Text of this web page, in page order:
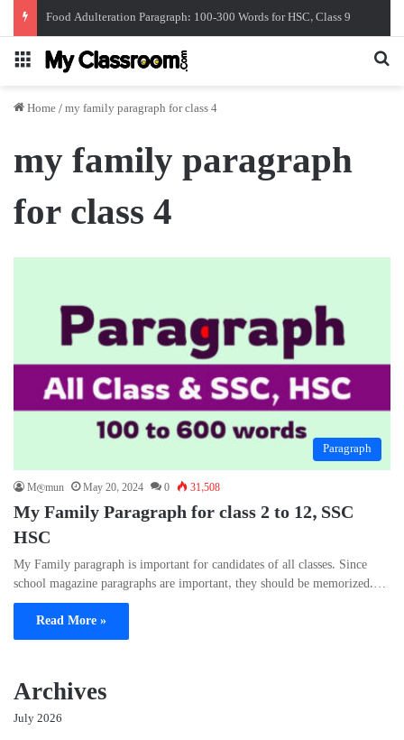
Food Adulteration Paragraph: 100-300 Words for HSC, Class 9
Menu
Home / my family paragraph for class 4
my family paragraph
for class 4
Paragraph
M@mun May 20, 2024 0 31,508
My Family Paragraph for class 2 to 12, SSC
HSC
My Family paragraph is important for candidates of all classes. Since
school magazine paragraphs are important, they should be memorized.…
Read More »
Archives
July 2026